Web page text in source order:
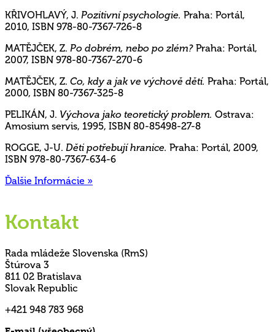
KŘIVOHLAVÝ, J. Pozitivní psychologie. Praha: Portál,
2010, ISBN 978-80-7367-726-8
MATĚJČEK, Z. Po dobrém, nebo po zlém? Praha: Portál,
2007, ISBN 978-80-7367-270-6
MATĚJČEK, Z. Co, kdy a jak ve výchově dětí. Praha: Portál,
2000, ISBN 80-7367-325-8
PELIKÁN, J. Výchova jako teoretický problem. Ostrava:
Amosium servis, 1995, ISBN 80-85498-27-8
ROGGE, J-U. Děti potřebují hranice. Praha: Portál, 2009,
ISBN 978-80-7367-634-6
Ďalšie Informácie »
Kontakt
Rada mládeže Slovenska (RmS)
Štúrova 3
811 02 Bratislava
Slovak Republic
+421 948 783 968